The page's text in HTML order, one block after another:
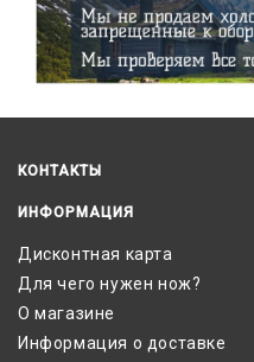
КОНТАКТЫ
ИНФОРМАЦИЯ
Дисконтная карта
Для чего нужен нож?
О магазине
Информация о доставке